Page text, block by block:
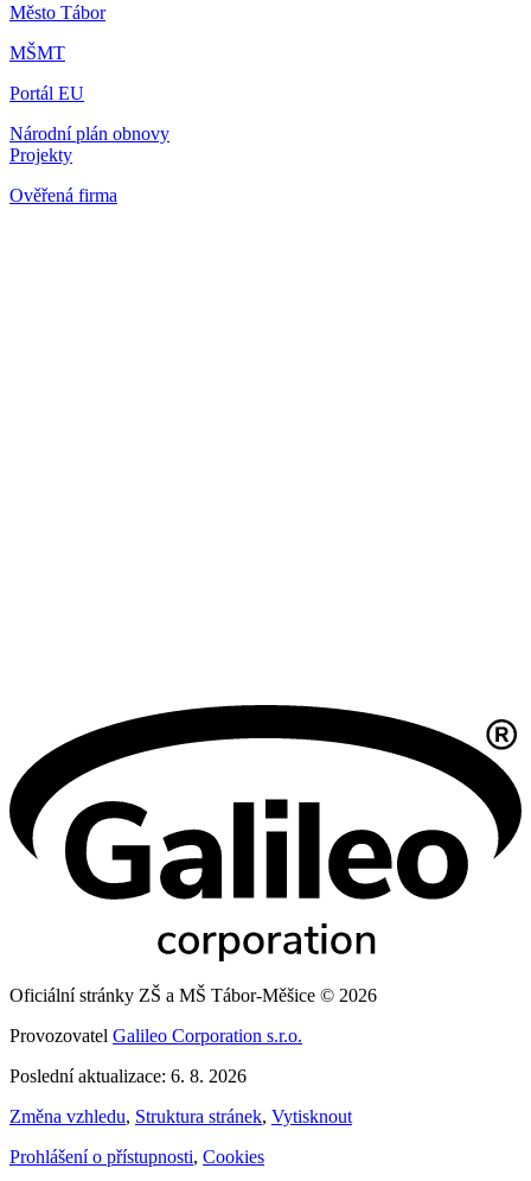
Město Tábor
MŠMT
Portál EU
Národní plán obnovy
Projekty
Ověřená firma
Oficiální stránky ZŠ a MŠ Tábor-Měšice © 2026
Provozovatel Galileo Corporation s.r.o.
Poslední aktualizace: 6. 8. 2026
Změna vzhledu, Struktura stránek, Vytisknout
Prohlášení o přístupnosti, Cookies